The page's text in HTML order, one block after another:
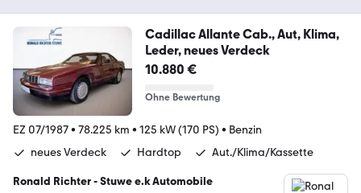
Cadillac Allante Cab., Aut, Klima,
Leder, neues Verdeck
10.880 €
Ohne Bewertung
EZ 07/1987• 78.225 km • 125 kW (170 PS) • Benzin
neues Verdeck
Hardtop Aut./Klima/Kassette
Ronald Richter - Stuwe e.k Automobile